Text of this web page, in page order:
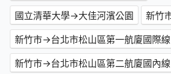
國立清華大學→大佳河濱公園
新竹
新竹市→台北市松山區第一航廈國際線
新竹市→台北市松山區第二航廈國內線